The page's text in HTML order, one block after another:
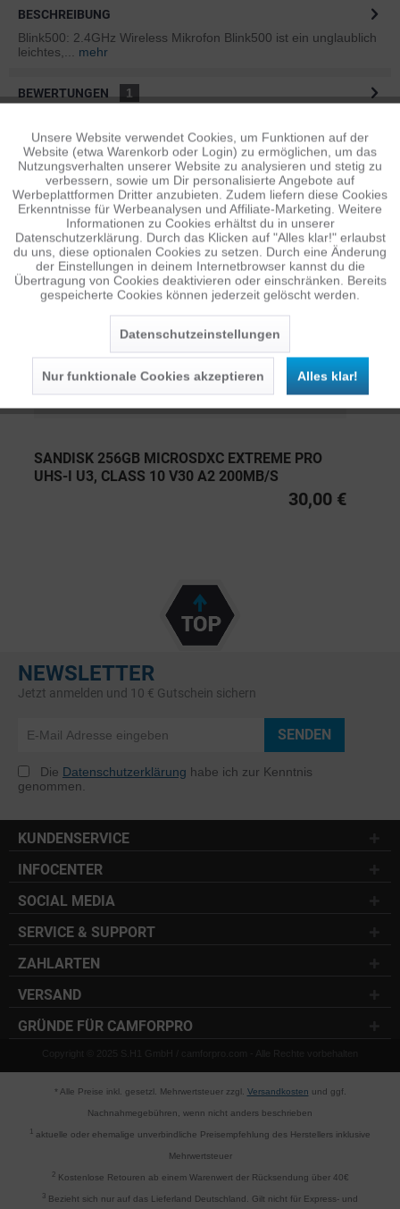
BESCHREIBUNG
Blink500: 2.4GHz Wireless Mikrofon Blink500 ist ein unglaublich
leichtes,...
mehr
BEWERTUNGEN
1
ÄHNLICHE ARTIKEL
Diese Artikel sind dem Produkt ähnlich ...mehr
Persönliche Empfehlungen
SANDISK 256GB MICROSDXC EXTREME PRO
UHS-I U3, CLASS 10 V30 A2 200MB/S
30,00 €
NEWSLETTER
Jetzt anmelden und 10 € Gutschein sichern
SENDEN
Die Datenschutzerklärung habe ich zur Kenntnis
genommen.
KUNDENSERVICE
INFOCENTER
SOCIAL MEDIA
SERVICE & SUPPORT
ZAHLARTEN
VERSAND
GRÜNDE FÜR CAMFORPRO
Copyright © 2025 S.H1 GmbH / camforpro.com - Alle Rechte vorbehalten
* Alle Preise inkl. gesetzl. Mehrwertsteuer zzgl. Versandkosten und ggf.
Nachnahmegebühren, wenn nicht anders beschrieben
aktuelle oder ehemalige unverbindliche Preisempfehlung des Herstellers inklusive
Mehrwertsteuer
2Kostenlose Retouren ab einem Warenwert der Rücksendung über 40€
3 Bezieht sich nur auf das Lieferland Deutschland. Gilt nicht für Express- und
Funktionale Aktiv
Tracking Inaktiv
Personalisierung Inaktiv
Service Inaktiv
Unsere Website verwendet Cookies, um Funktionen auf der
Website (etwa Warenkorb oder Login) zu ermöglichen, um das
Nutzungsverhalten unserer Website zu analysieren und stetig zu
verbessern, sowie um Dir personalisierte Angebote auf
Werbeplattformen Dritter anzubieten. Zudem liefern diese Cookies
Erkenntnisse für Werbeanalysen und Affiliate-Marketing. Weitere
Informationen zu Cookies erhältst du in unserer
Datenschutzerklärung. Durch das Klicken auf "Alles klar!" erlaubst
du uns, diese optionalen Cookies zu setzen. Durch eine Änderung
der Einstellungen in deinem Internetbrowser kannst du die
Übertragung von Cookies deaktivieren oder einschränken. Bereits
gespeicherte Cookies können jederzeit gelöscht werden.
Datenschutzeinstellungen
Nur funktionale Cookies akzeptieren Alles klar!